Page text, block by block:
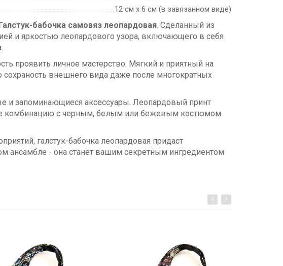
12 см х 6 см (в завязанном виде)
бабочка самовяз леопардовая. Сделанный из
и яркостью леопардового узора, включающего в себя
проявить личное мастерство. Мягкий и приятный на
сохраность внешнего вида даже после многократных
и запоминающиеся аксессуары. Леопардовый принт
комбинацию с черным, белым или бежевым костюмом
галстук-бабочка леопардовая придаст
ансамбле - она станет вашим секретным ингредиентом